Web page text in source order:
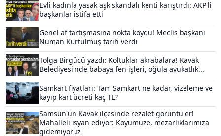
Evli kadınla yasak aşk skandalı kenti karıştırdı: AKP'li
başkanlar istifa etti
Genel af tartışmasına nokta koydu! Meclis başkanı
Numan Kurtulmuş tarih verdi
Tolga Birgücü yazdı: Koltuklar akrabalara! Kavak
Belediyesi'nde babaya fen işleri, oğula avukatlık...
Samkart fiyatları: Tam Samkart ne kadar, vizeleme ve
kayıp kart ücreti kaç TL?
Samsun'un Kavak ilçesinde rezalet görüntüler!
Mahalleli isyan ediyor: Köyümüze, mezarlıklarımıza
gidemiyoruz